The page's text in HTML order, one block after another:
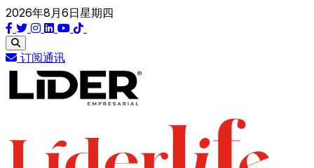
2026年8月6日星期四
订阅通讯